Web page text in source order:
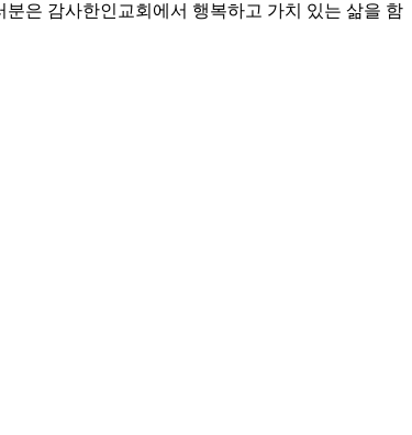
은 감사한인교회에서 행복하고 가치 있는 삶을 함